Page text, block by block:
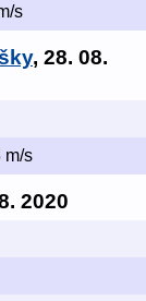
s
, 28. 08.
m/s
2020